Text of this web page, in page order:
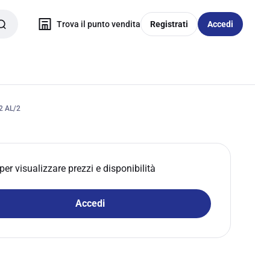
Trova il punto vendita Registrati Accedi
AL/2
visualizzare prezzi e disponibilità
Accedi